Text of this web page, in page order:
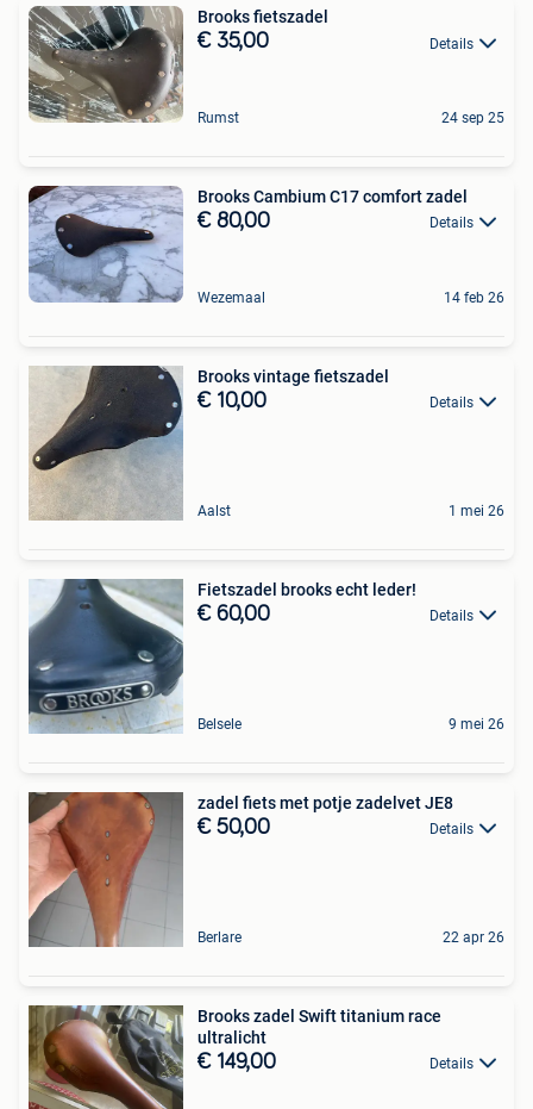
Brooks fietszadel
€ 35,00 Details
Rumst 24 sep 25
Brooks Cambium C17 comfort zadel
€ 80,00 Details
Wezemaal 14 feb 26
Brooks vintage fietszadel
€ 10,00 Details
Aalst 1 mei 26
Fietszadel brooks echt leder!
€ 60,00 Details
Belsele 9 mei 26
zadel fiets met potje zadelvet JE8
€ 50,00 Details
Berlare 22 apr 26
Brooks zadel Swift titanium race
ultralicht
€ 149,00 Details